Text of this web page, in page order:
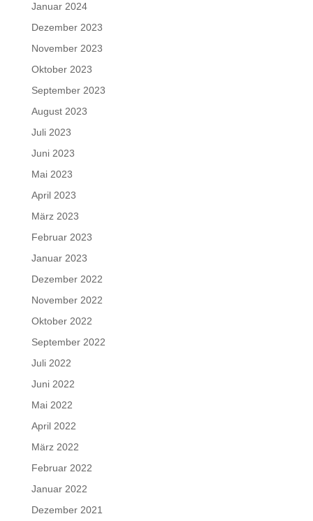
Januar 2024
Dezember 2023
November 2023
Oktober 2023
September 2023
August 2023
Juli 2023
Juni 2023
Mai 2023
April 2023
März 2023
Februar 2023
Januar 2023
Dezember 2022
November 2022
Oktober 2022
September 2022
Juli 2022
Juni 2022
Mai 2022
April 2022
März 2022
Februar 2022
Januar 2022
Dezember 2021